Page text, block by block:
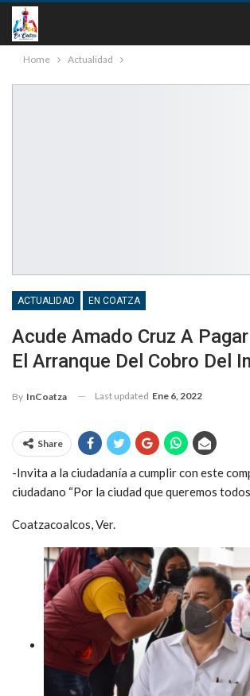
Home Actualidad
ACTUALIDAD EN COATZA
Acude Amado Cruz A
El Arranque Del Cobro Del
By InCoatza Last updated Ene 6, 2022
Share
-Invita a la ciudadanía a cumplir con este
ciudadano “Por la ciudad que queremos
Coatzacoalcos, Ver.